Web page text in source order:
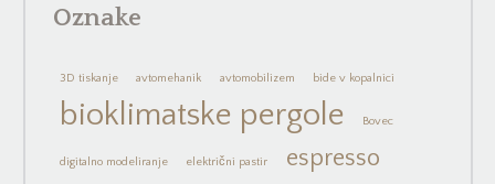
Oznake
3D tiskanje avtomehanik avtomobilizem bide v kopalnici
bioklimatske pergole Bovec
digitalno modeliranje električni pastir espresso